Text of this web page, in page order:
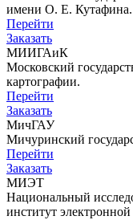
имени О. Е. Кутафина.
Перейти
Заказать
МИИГАиК
Московский
картографии.
Перейти
Заказать
МичГАУ
Мичуринский
Перейти
Заказать
МИЭТ
Национальный
институт